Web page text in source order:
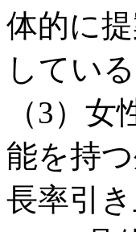
体的に
している
（3）
能を持
長率引